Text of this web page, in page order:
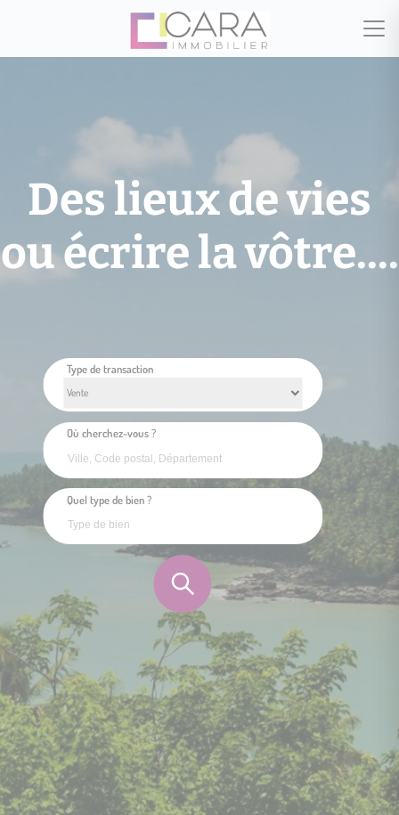
Des lieux de vies
ou écrire la vôtre....
Type de transaction
Où cherchez-vous ?
Quel type de bien ?